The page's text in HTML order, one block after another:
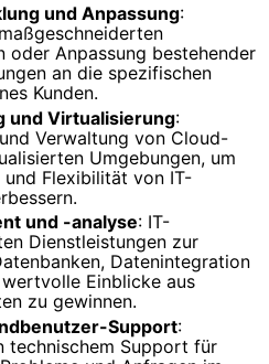
und Anpassung:
oder Anpassung bestehender
an die spezifischen
Kunden.
und Virtualisierung:
Verwaltung von Cloud-
Umgebungen, um
Flexibilität von IT-
und -analyse: IT-
Dienstleistungen zur
Datenintegration
Einblicke aus
zu gewinnen.
Support:
technischem Support für